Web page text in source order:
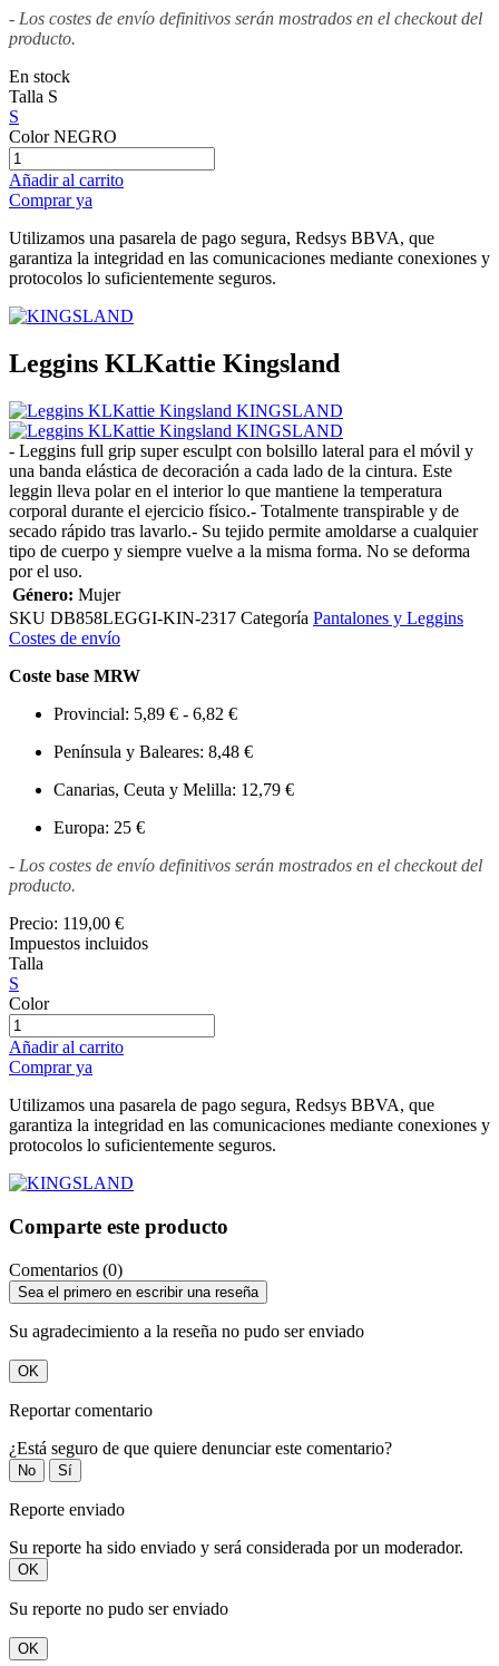
- Los costes de envío definitivos serán mostrados en el checkout del
producto.
En stock
Talla S
S
Color NEGRO
Añadir al carrito
Comprar ya
Utilizamos una pasarela de pago segura, Redsys BBVA, que
garantiza la integridad en las comunicaciones mediante conexiones y
protocolos lo suficientemente seguros.
Leggins KLKattie Kingsland
- Leggins full grip super esculpt con bolsillo lateral para el móvil y
una banda elástica de decoración a cada lado de la cintura. Este
leggin lleva polar en el interior lo que mantiene la temperatura
corporal durante el ejercicio físico.- Totalmente transpirable y de
secado rápido tras lavarlo.- Su tejido permite amoldarse a cualquier
tipo de cuerpo y siempre vuelve a la misma forma. No se deforma
por el uso.
Género: Mujer
SKU DB858LEGGI-KIN-2317 Categoría Pantalones y Leggins
Costes de envío
Coste base MRW
Provincial: 5,89 € - 6,82 €
Península y Baleares: 8,48 €
Canarias, Ceuta y Melilla: 12,79 €
Europa: 25 €
- Los costes de envío definitivos serán mostrados en el checkout del
producto.
Precio: 119,00 €
Impuestos incluidos
Talla
S
Color
Añadir al carrito
Comprar ya
Utilizamos una pasarela de pago segura, Redsys BBVA, que
garantiza la integridad en las comunicaciones mediante conexiones y
protocolos lo suficientemente seguros.
Comparte este producto
Comentarios (0)
Sea el primero en escribir una reseña
Su agradecimiento a la reseña no pudo ser enviado
OK
Reportar comentario
¿Está seguro de que quiere denunciar este comentario?
No Sí
Reporte enviado
Su reporte ha sido enviado y será considerada por un moderador.
OK
Su reporte no pudo ser enviado
OK